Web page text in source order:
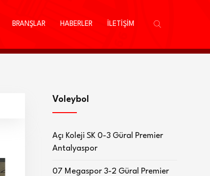
BRANŞLAR HABERLER İLETİŞİM
Voleybol
Açı Koleji SK 0-3 Güral Premier
Antalyaspor
07 Megaspor 3-2 Güral Premier